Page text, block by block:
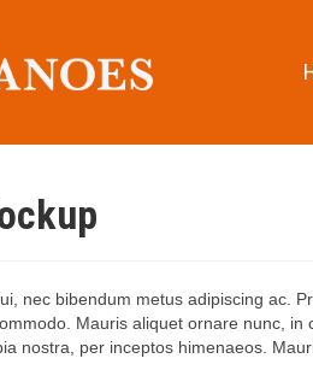
nec bibendum metus adipiscing ac.
Mauris aliquet ornare nunc,
nostra, per inceptos himenaeos.